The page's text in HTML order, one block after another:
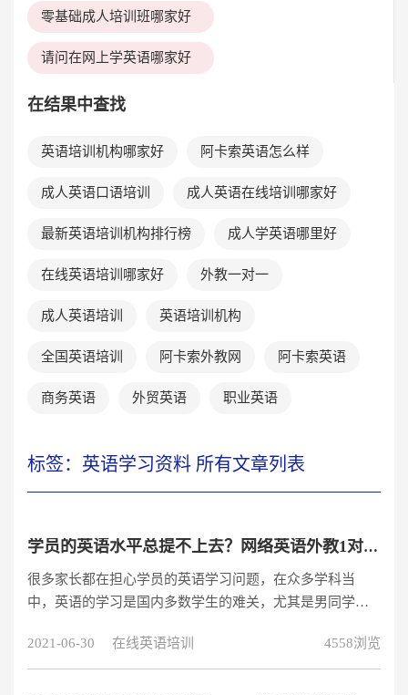
零基础成人培训班哪家好
请问在网上学英语哪家好
在结果中查找
英语培训机构哪家好 阿卡索英语怎么样
成人英语口语培训 成人英语在线培训哪家好
最新英语培训机构排行榜 成人学英语哪里好
在线英语培训哪家好 外教一对一
成人英语培训 英语培训机构
全国英语培训 阿卡索外教网 阿卡索英语
商务英语 外贸英语 职业英语
标签：英语学习资料 所有文章列表
学员的英语水平总提不上去？网络英语外教1对1教学员轻松学英语
很多家长都在担心学员的英语学习问题，在众多学科当
中，英语的学习是国内多数学生的难关，尤其是男同学。
学员找网络英语外教1对1辅导学员的英语学习。那么网络
英语外教1对1究竟怎么样？哪个机构的课程值得一试？我
2021-06-30 在线英语培训 4558浏览